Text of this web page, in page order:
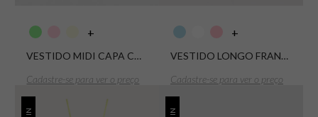
VESTIDO MIDI CAPA COM FAIXA TRICOLINE AURORA
Cadastre-se para ver o preço
+
VESTIDO LONGO FRANZIDO RENDA FLOWER
Cadastre-se para ver o preço
+